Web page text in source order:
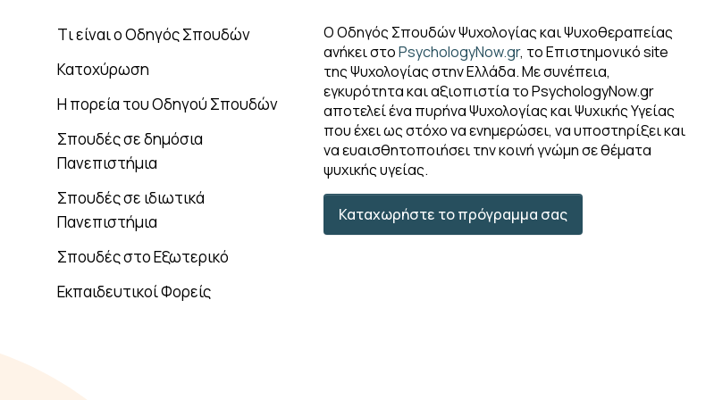
Tι είναι ο Οδηγός Σπουδών
Κατοχύρωση
Η πορεία του Οδηγού Σπουδών
Σπουδές σε δημόσια
Πανεπιστήμια
Σπουδές σε ιδιωτικά
Πανεπιστήμια
Σπουδές στο Εξωτερικό
Εκπαιδευτικοί Φορείς
Ο Οδηγός Σπουδών Ψυχολογίας και Ψυχοθεραπείας
ανήκει στοPsychologyNow.gr, το Επιστημονικό site
της Ψυχολογίας στην Ελλάδα. Με συνέπεια,
εγκυρότητα και αξιοπιστία το PsychologyΝow.gr
αποτελεί ένα πυρήνα Ψυχολογίας και Ψυχικής Υγείας
που έχει ως στόχο να ενημερώσει, να υποστηρίξει και
να ευαισθητοποιήσει την κοινή γνώμη σε θέματα
ψυχικής υγείας.
Καταχωρήστε το πρόγραμμα σας